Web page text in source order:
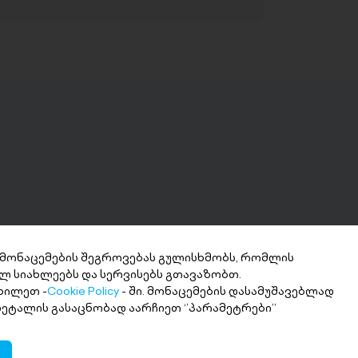
მიღება 2
თანხა სასურველ ანგარიშზე
შეგროვებას გულისხმობს, რომლის
სიახლეებს და სერვისებს გთავაზობთ.
-Cookie Policy - ში. მონაცემების დასამუშავებლად
გასაცნობად აარჩიეთ ‘’პარამეტრები’’